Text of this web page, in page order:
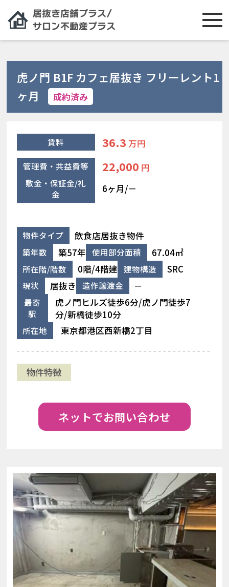
虎ノ門 B1F カフェ居抜き フリーレント1
ヶ月
成約済み
賃料 36.3 万円
管理費・共益費等 22,000 円
敷金・保証金/礼
金
6ヶ月/－
物件タイプ 飲食店居抜き物件
築年数 築57年 使用部分面積 67.04㎡
所在階/階数 0階/4階建 建物構造 SRC
現状 居抜き 造作譲渡金 －
最寄
駅
虎ノ門ヒルズ徒歩6分/虎ノ門徒歩7
分/新橋徒歩10分
所在地 東京都港区西新橋2丁目
物件特徴
ネットでお問い合わせ